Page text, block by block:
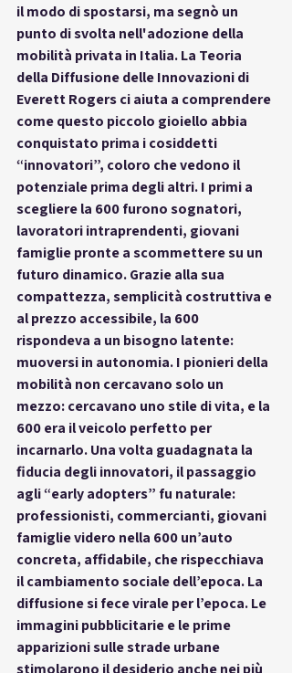
il modo di spostarsi, ma segnò un
punto di svolta nell'adozione della
mobilità privata in Italia. La Teoria
della Diffusione delle Innovazioni di
Everett Rogers ci aiuta a comprendere
come questo piccolo gioiello abbia
conquistato prima i cosiddetti
“innovatori”, coloro che vedono il
potenziale prima degli altri. I primi a
scegliere la 600 furono sognatori,
lavoratori intraprendenti, giovani
famiglie pronte a scommettere su un
futuro dinamico. Grazie alla sua
compattezza, semplicità costruttiva e
al prezzo accessibile, la 600
rispondeva a un bisogno latente:
muoversi in autonomia. I pionieri della
mobilità non cercavano solo un
mezzo: cercavano uno stile di vita, e la
600 era il veicolo perfetto per
incarnarlo. Una volta guadagnata la
fiducia degli innovatori, il passaggio
agli “early adopters” fu naturale:
professionisti, commercianti, giovani
famiglie videro nella 600 un’auto
concreta, affidabile, che rispecchiava
il cambiamento sociale dell’epoca. La
diffusione si fece virale per l’epoca. Le
immagini pubblicitarie e le prime
apparizioni sulle strade urbane
stimolarono il desiderio anche nei più